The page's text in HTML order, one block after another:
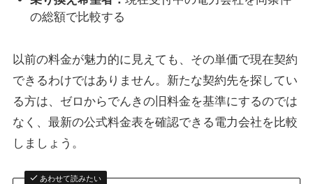
の総額で比較する
以前の料金が魅力的に見えても、その単価で現在契約
できるわけではありません。新たな契約先を探してい
る方は、ゼロからでんきの旧料金を基準にするのでは
なく、最新の公式料金表を確認できる電力会社を比較
しましょう。
あわせて読みたい